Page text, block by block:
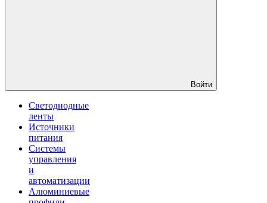
Войти
Светодиодные
ленты
Источники
питания
Системы
управления
и
автоматизации
Алюминиевые